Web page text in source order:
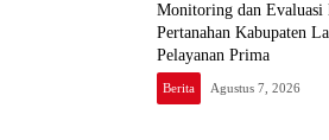
Monitoring dan Evaluasi
Pertanahan Kabupaten
Pelayanan Prima
Berita Agustus 7, 2026